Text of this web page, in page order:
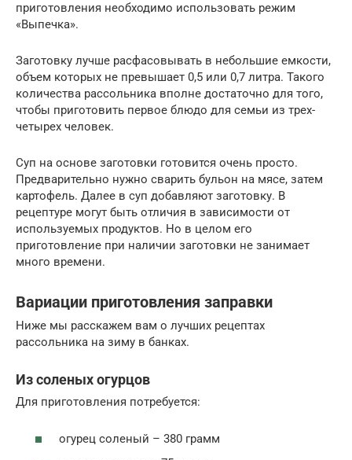
приготовления необходимо использовать режим
«Выпечка».
Заготовку лучше расфасовывать в небольшие емкости,
объем которых не превышает 0,5 или 0,7 литра. Такого
количества рассольника вполне достаточно для того,
чтобы приготовить первое блюдо для семьи из трех-
четырех человек.
Суп на основе заготовки готовится очень просто.
Предварительно нужно сварить бульон на мясе, затем
картофель. Далее в суп добавляют заготовку. В
рецептуре могут быть отличия в зависимости от
используемых продуктов. Но в целом его
приготовление при наличии заготовки не занимает
много времени.
Вариации приготовления заправки
Ниже мы расскажем вам о лучших рецептах
рассольника на зиму в банках.
Из соленых огурцов
Для приготовления потребуется:
огурец соленый – 380 грамм